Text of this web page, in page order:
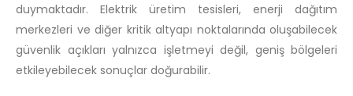
duymaktadır. Elektrik üretim tesisleri, enerji dağıtım
merkezleri ve diğer kritik altyapı noktalarında oluşabilecek
güvenlik açıkları yalnızca işletmeyi değil, geniş bölgeleri
etkileyebilecek sonuçlar doğurabilir.